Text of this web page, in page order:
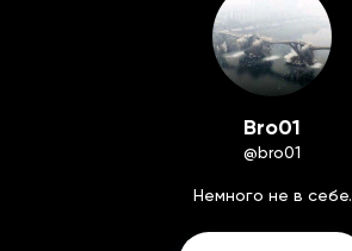
Bro01
@bro01
Немного не в себе.